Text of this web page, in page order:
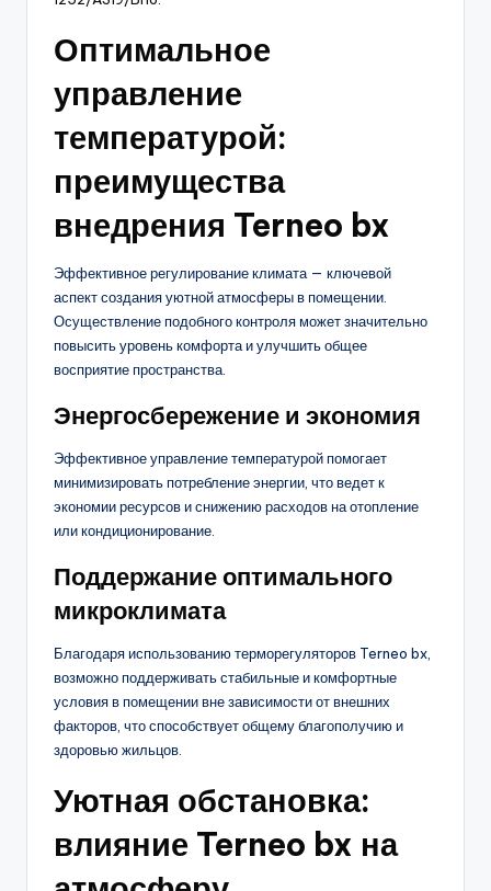
Оптимальное
управление
температурой:
преимущества
внедрения Terneo bx
Эффективное регулирование климата — ключевой
аспект создания уютной атмосферы в помещении.
Осуществление подобного контроля может значительно
повысить уровень комфорта и улучшить общее
восприятие пространства.
Энергосбережение и экономия
Эффективное управление температурой помогает
минимизировать потребление энергии, что ведет к
экономии ресурсов и снижению расходов на отопление
или кондиционирование.
Поддержание оптимального
микроклимата
Благодаря использованию терморегуляторов Terneo bx,
возможно поддерживать стабильные и комфортные
условия в помещении вне зависимости от внешних
факторов, что способствует общему благополучию и
здоровью жильцов.
Уютная обстановка:
влияние Terneo bx на